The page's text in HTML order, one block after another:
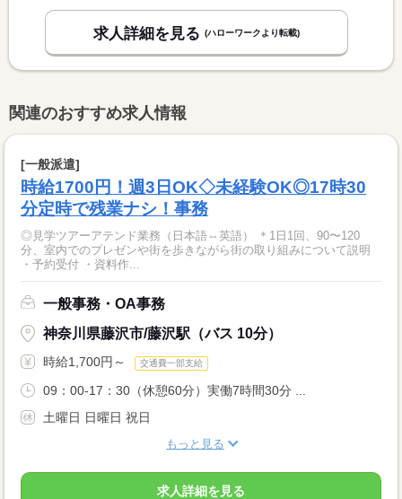
求人詳細を見る (ハローワークより転載)
関連のおすすめ求人情報
[一般派遣]
時給1700円！週3日OK◇未経験OK◎17時30
分定時で残業ナシ！事務
◎見学ツアーアテンド業務（日本語⇔英語） ＊1日1回、90〜120
分、室内でのプレゼンや街を歩きながら街の取り組みについて説明
・予約受付 ・資料作...
一般事務・OA事務
神奈川県藤沢市/藤沢駅（バス 10分）
時給1,700円～ 交通費一部支給
09：00-17：30（休憩60分）実働7時間30分 ...
土曜日 日曜日 祝日
もっと見る
求人詳細を見る